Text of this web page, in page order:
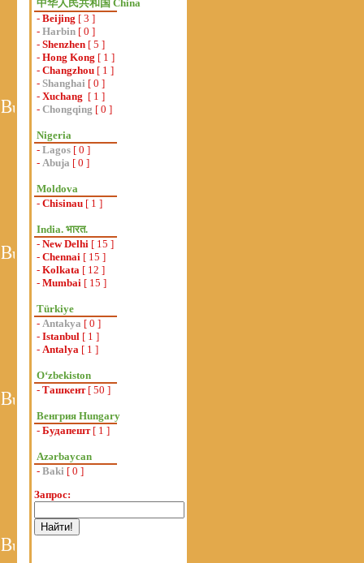
中华人民共和国 China
- Beijing [ 3 ]
- Harbin [ 0 ]
- Shenzhen [ 5 ]
- Hong Kong [ 1 ]
- Changzhou [ 1 ]
- Shanghai [ 0 ]
- Xuchang [ 1 ]
- Chongqing [ 0 ]
Nigeria
- Lagos [ 0 ]
- Abuja [ 0 ]
Moldova
- Chisinau [ 1 ]
India. भारत.
- New Delhi [ 15 ]
- Chennai [ 15 ]
- Kolkata [ 12 ]
- Mumbai [ 15 ]
Türkiye
- Antakya [ 0 ]
- Istanbul [ 1 ]
- Antalya [ 1 ]
Oʻzbekiston
- Ташкент[ 50 ]
Венгрия Hungary
- Будапешт[ 1 ]
Azərbaycan
- Baki [ 0 ]
Запрос: